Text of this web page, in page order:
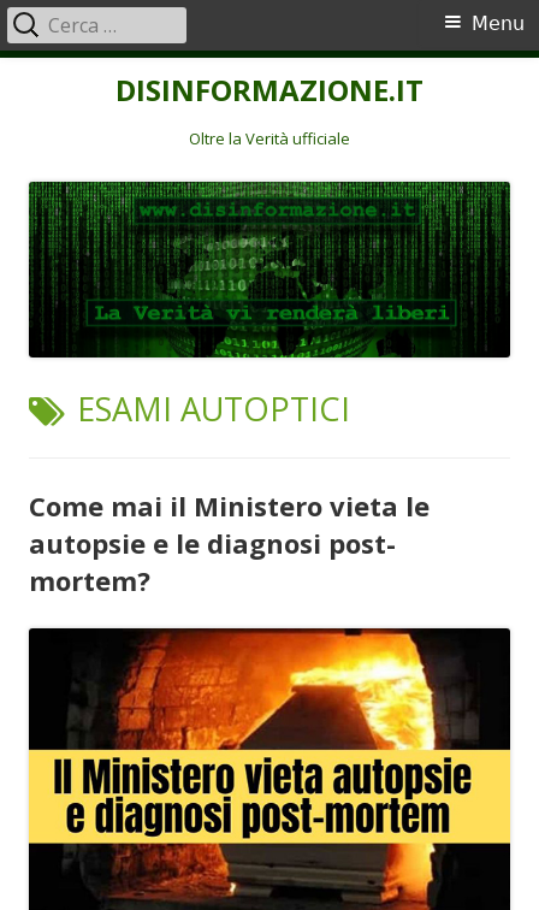
DISINFORMAZIONE.IT
Oltre la Verità ufficiale
Menu
principale
Menu
Ricerca
per:
TAG:
ESAMI AUTOPTICI
Come mai il Ministero vieta le
autopsie e le diagnosi post-
mortem?